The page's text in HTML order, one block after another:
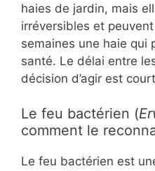
haies de jardin, mais
irréversibles et
semaines une haie qui
santé. Le délai entre
décision d’agir est
Le feu bactérien (
comment le
Le feu bactérien est